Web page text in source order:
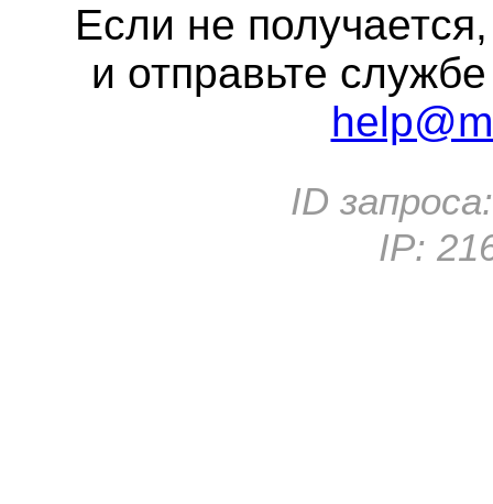
Если не
и отправьте
ID
IP: